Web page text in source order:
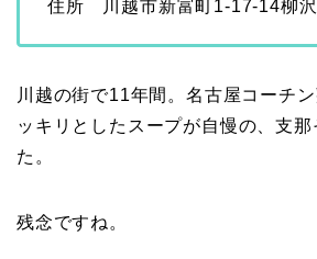
住所 川越市新富町1-17-14柳
川越の街で11年間。名古屋コーチ
ッキリとしたスープが自慢の、支
た。
残念ですね。